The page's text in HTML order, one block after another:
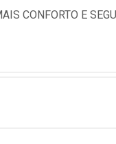
CONFORTO E